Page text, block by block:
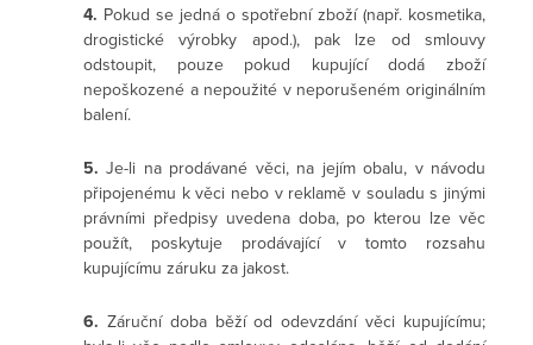
4. Pokud se jedná o spotřební zboží (např. kosmetika,
drogistické výrobky apod.), pak lze od smlouvy
odstoupit, pouze pokud kupující dodá zboží
nepoškozené a nepoužité v neporušeném originálním
balení.
5.Je-li na prodávané věci, na jejím obalu, v návodu
připojenému k věci nebo v reklamě v souladu s jinými
právními předpisy uvedena doba, po kterou lze věc
použít, poskytuje prodávající v tomto rozsahu
kupujícímu záruku za jakost.
6. Záruční doba běží od odevzdání věci kupujícímu;